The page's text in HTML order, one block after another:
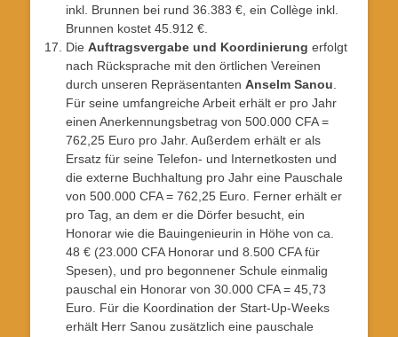
inkl. Brunnen bei rund 36.383 €, ein Collège inkl.
Brunnen kostet 45.912 €.
Die Auftragsvergabe und Koordinierung erfolgt
nach Rücksprache mit den örtlichen Vereinen
durch unseren Repräsentanten Anselm Sanou
Für seine umfangreiche Arbeit erhält er pro Jahr
einen Anerkennungsbetrag von 500.000 CFA =
762,25 Euro pro Jahr. Außerdem erhält er als
Ersatz für seine Telefon- und Internetkosten und
die externe Buchhaltung pro Jahr eine Pauschale
von 500.000 CFA = 762,25 Euro. Ferner erhält er
pro Tag, an dem er die Dörfer besucht, ein
Honorar wie die Bauingenieurin in Höhe von ca.
48 € (23.000 CFA Honorar und 8.500 CFA für
Spesen), und pro begonnener Schule einmalig
pauschal ein Honorar von 30.000 CFA = 45,73
Euro. Für die Koordination der Start-Up-Weeks
erhält Herr Sanou zusätzlich eine pauschale